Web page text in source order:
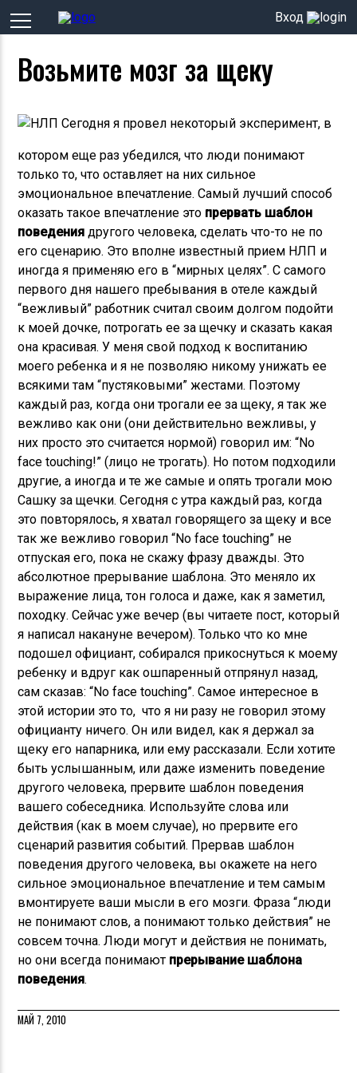
Вход
Возьмите мозг за щеку
Сегодня я провел некоторый эксперимент, в
котором еще раз убедился, что люди понимают
только то, что оставляет на них сильное
эмоциональное впечатление. Самый лучший способ
оказать такое впечатление это прервать шаблон
поведения другого человека, сделать что-то не по
его сценарию. Это вполне известный прием НЛП и
иногда я применяю его в “мирных целях”. С самого
первого дня нашего пребывания в отеле каждый
“вежливый” работник считал своим долгом подойти
к моей дочке, потрогать ее за щечку и сказать какая
она красивая. У меня свой подход к воспитанию
моего ребенка и я не позволяю никому унижать ее
всякими там “пустяковыми” жестами. Поэтому
каждый раз, когда они трогали ее за щеку, я так же
вежливо как они (они действительно вежливы, у
них просто это считается нормой) говорил им: “No
face touching!” (лицо не трогать). Но потом подходили
другие, а иногда и те же самые и опять трогали мою
Сашку за щечки. Сегодня с утра каждый раз, когда
это повторялось, я хватал говорящего за щеку и все
так же вежливо говорил “No face touching” не
отпуская его, пока не скажу фразу дважды. Это
абсолютное прерывание шаблона. Это меняло их
выражение лица, тон голоса и даже, как я заметил,
походку. Сейчас уже вечер (вы читаете пост, который
я написал накануне вечером). Только что ко мне
подошел официант, собирался прикоснуться к моему
ребенку и вдруг как ошпаренный отпрянул назад,
сам сказав: “No face touching”. Самое интересное в
этой истории это то, что я ни разу не говорил этому
официанту ничего. Он или видел, как я держал за
щеку его напарника, или ему рассказали. Если хотите
быть услышанным, или даже изменить поведение
другого человека, прервите шаблон поведения
вашего собеседника. Используйте слова или
действия (как в моем случае), но прервите его
сценарий развития событий. Прервав шаблон
поведения другого человека, вы окажете на него
сильное эмоциональное впечатление и тем самым
вмонтируете ваши мысли в его мозги. Фраза “люди
не понимают слов, а понимают только действия” не
совсем точна. Люди могут и действия не понимать,
но они всегда понимают прерывание шаблона
поведения.
МАЙ 7, 2010